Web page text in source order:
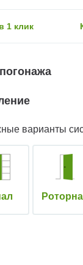
1 клик
варианты